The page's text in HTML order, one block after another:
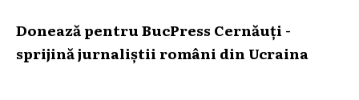
Donează pentru BucPress Cernăuți -
sprijină jurnaliștii români din Ucraina